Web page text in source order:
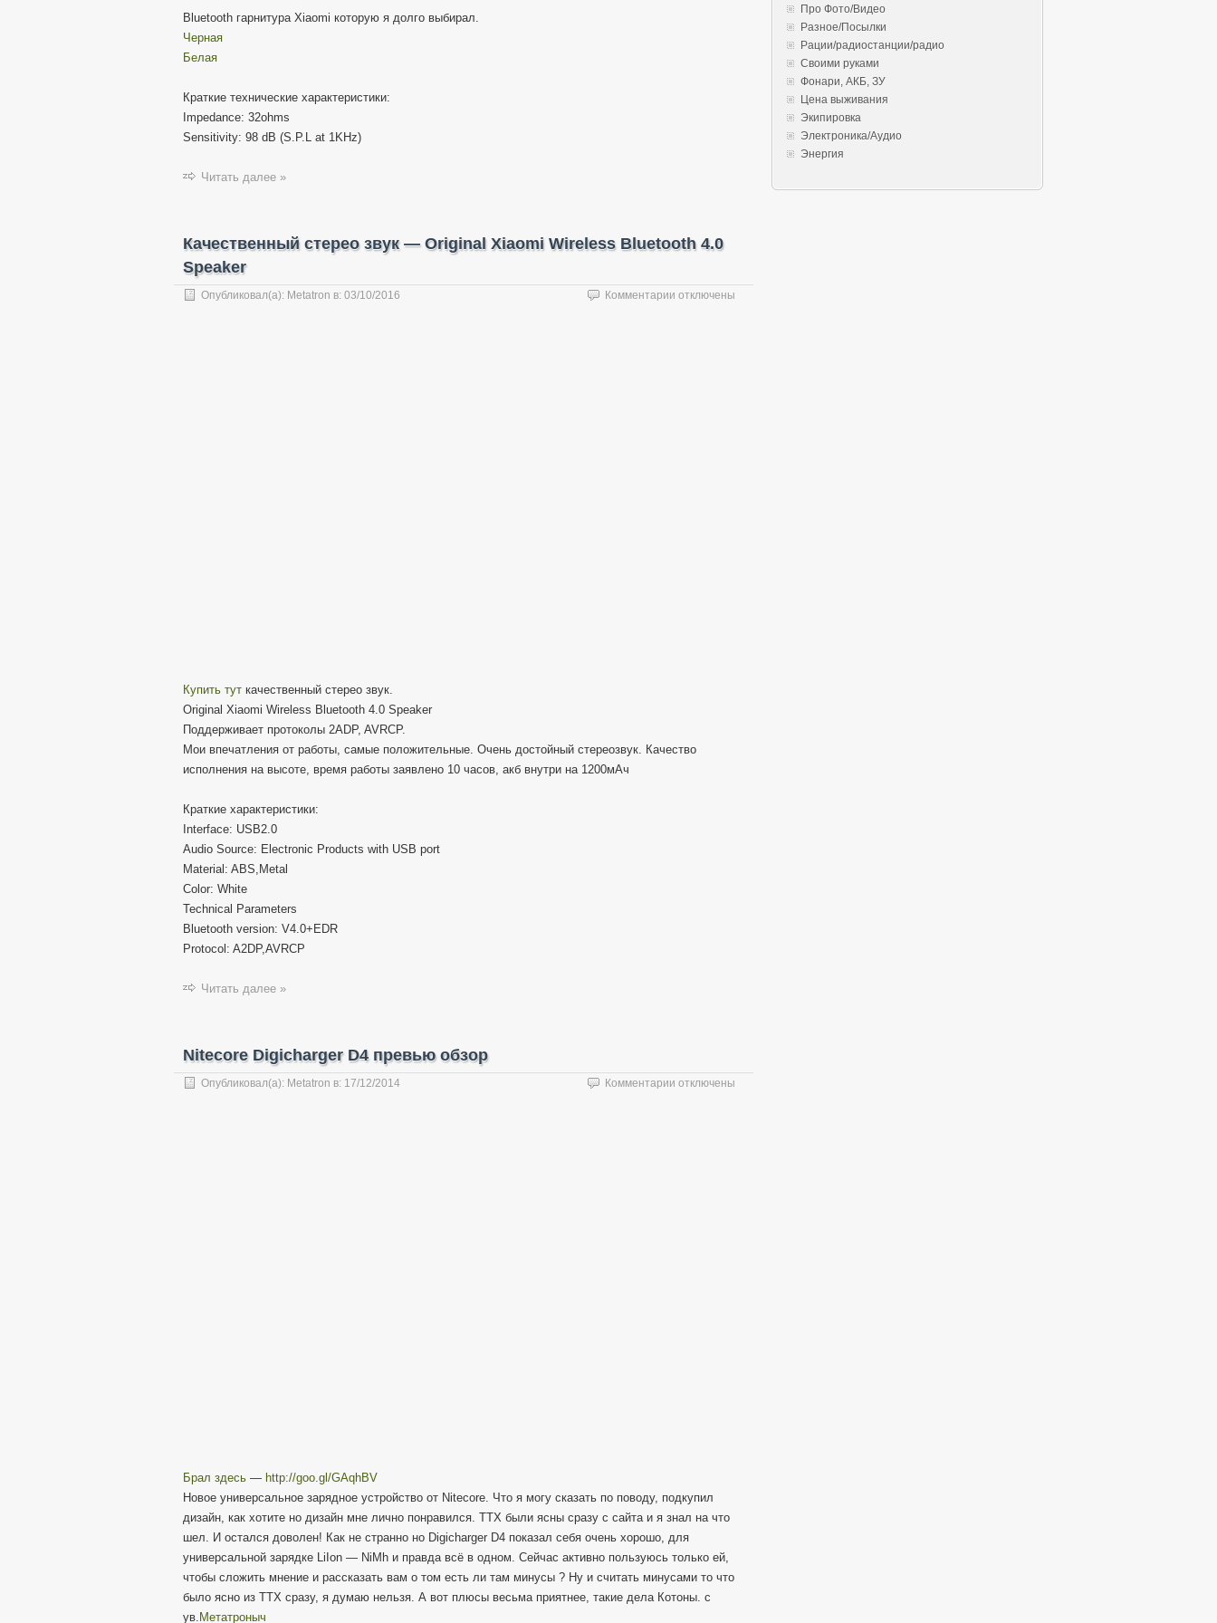
Bluetooth гарнитура Xiaomi которую я долго выбирал.
Черная
Белая
Краткие технические характеристики:
Impedance: 32ohms
Sensitivity: 98 dB (S.P.L at 1KHz)
Читать далее »
Качественный стерео звук — Original Xiaomi Wireless Bluetooth 4.0
Speaker
Опубликовал(а): Metatron в: 03/10/2016 Комментарии котключены
Купить тут качественный стерео звук.
Original Xiaomi Wireless Bluetooth 4.0 Speaker
Поддерживает протоколы 2ADP, AVRCP.
Мои впечатления от работы, самые положительные. Очень достойный стереозвук. Качество
исполнения на высоте, время работы заявлено 10 часов, акб внутри на 1200мАч
Краткие характеристики:
Interface: USB2.0
Audio Source: Electronic Products with USB port
Material: ABS,Metal
Color: White
Technical Parameters
Bluetooth version: V4.0+EDR
Protocol: A2DP,AVRCP
Читать далее »
Nitecore Digicharger D4 превью обзор
Опубликовал(а): Metatron в: 17/12/2014 Комментарии котключены
Брал здесь — http://goo.gl/GAqhBV
Новое универсальное зарядное устройство от Nitecore. Что я могу сказать по поводу, подкупил
дизайн, как хотите но дизайн мне лично понравился. ТТХ были ясны сразу с сайта и я знал на что
шел. И остался доволен! Как не странно но Digicharger D4 показал себя очень хорошо, для
универсальной зарядке LiIon — NiMh и правда всё в одном. Сейчас активно пользуюсь только ей,
чтобы сложить мнение и рассказать вам о том есть ли там минусы ? Ну и считать минусами то что
было ясно из ТТХ сразу, я думаю нельзя. А вот плюсы весьма приятнее, такие дела Котоны. с
ув. Метатроныч
Про Фото/Видео
Разное/Посылки
Рации/радиостанции/радио
Своими руками
Фонари, АКБ, ЗУ
Цена выживания
Экипировка
Электроника/Аудио
Энергия